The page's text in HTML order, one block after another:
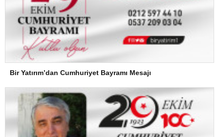
Bir Yatırım’dan Cumhuriyet Bayramı Mesajı